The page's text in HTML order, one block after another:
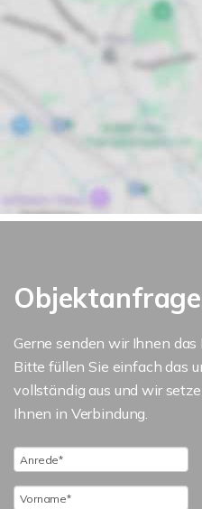
Objektanfrage
Gerne senden wir Ihnen das
Bitte füllen Sie einfach das
vollständig aus und wir
Ihnen in Verbindung.